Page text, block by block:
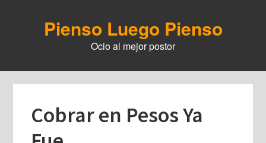
Pienso Luego Pienso
Ocio al mejor postor
Cobrar en Pesos Ya